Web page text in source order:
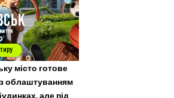
місто готове
облаштуванням
але під